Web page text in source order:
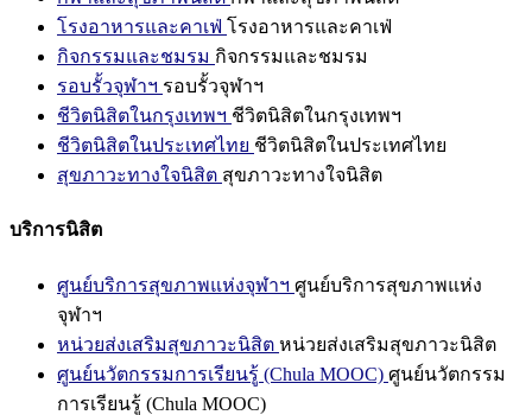
โรงอาหารและคาเฟ่ โรงอาหารและคาเฟ่
กิจกรรมและชมรม กิจกรรมและชมรม
รอบรั้วจุฬาฯ รอบรั้วจุฬาฯ
ชีวิตนิสิตในกรุงเทพฯ ชีวิตนิสิตในกรุงเทพฯ
ชีวิตนิสิตในประเทศไทย ชีวิตนิสิตในประเทศไทย
สุขภาวะทางใจนิสิต สุขภาวะทางใจนิสิต
บริการนิสิต
ศูนย์บริการสุขภาพแห่งจุฬาฯ ศูนย์บริการสุขภาพแห่ง
จุฬาฯ
หน่วยส่งเสริมสุขภาวะนิสิต หน่วยส่งเสริมสุขภาวะนิสิต
ศูนย์นวัตกรรมการเรียนรู้ (Chula MOOC) ศูนย์นวัตกรรม
การเรียนรู้ (Chula MOOC)